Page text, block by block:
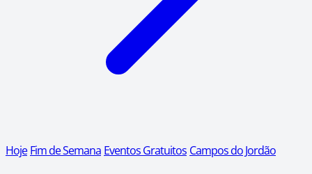
Hoje Fim de Semana Eventos Gratuitos Campos do Jordão